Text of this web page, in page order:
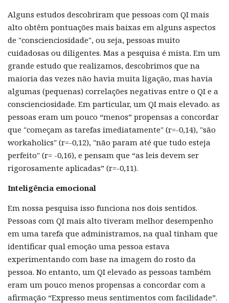
Alguns estudos descobriram que pessoas com QI mais
alto obtêm pontuações mais baixas em alguns aspectos
de "conscienciosidade", ou seja, pessoas muito
cuidadosas ou diligentes. Mas a pesquisa é mista. Em um
grande estudo que realizamos, descobrimos que na
maioria das vezes não havia muita ligação, mas havia
algumas (pequenas) correlações negativas entre o QI e a
conscienciosidade. Em particular, um QI mais elevado. as
pessoas eram um pouco “menos” propensas a concordar
que "começam as tarefas imediatamente" (r=-0,14), "são
workaholics" (r=-0,12), "não param até que tudo esteja
perfeito" (r= -0,16), e pensam que “as leis devem ser
rigorosamente aplicadas” (r=-0,11).
Inteligência emocional
Em nossa pesquisa isso funciona nos dois sentidos.
Pessoas com QI mais alto tiveram melhor desempenho
em uma tarefa que administramos, na qual tinham que
identificar qual emoção uma pessoa estava
experimentando com base na imagem do rosto da
pessoa. No entanto, um QI elevado as pessoas também
eram um pouco menos propensas a concordar com a
afirmação “Expresso meus sentimentos com facilidade”.